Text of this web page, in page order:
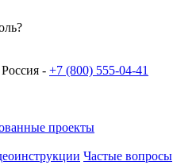
- +7 (800) 555-04-41
проекты
Частые вопросы